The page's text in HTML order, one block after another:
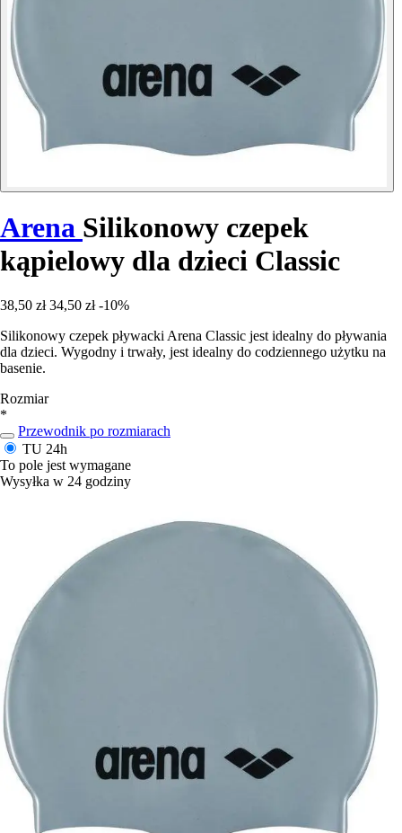
Arena Silikonowy czepek
kąpielowy dla dzieci Classic
38,50 zł 34,50 zł -10%
Silikonowy czepek pływacki Arena Classic jest idealny do pływania
dla dzieci. Wygodny i trwały, jest idealny do codziennego użytku na
basenie.
Rozmiar
*
Przewodnik po rozmiarach
TU 24h
To pole jest wymagane
Wysyłka w 24 godziny